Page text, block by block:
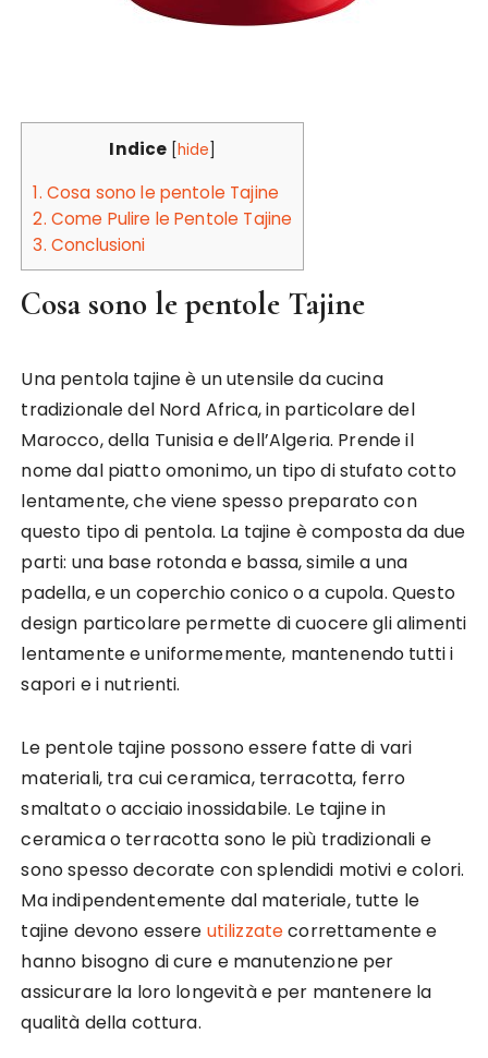
Indice [hide]
1. Cosa sono le pentole Tajine
2. Come Pulire le Pentole Tajine
3. Conclusioni
Cosa sono le pentole Tajine
Una pentola tajine è un utensile da cucina
tradizionale del Nord Africa, in particolare del
Marocco, della Tunisia e dell’Algeria. Prende il
nome dal piatto omonimo, un tipo di stufato cotto
lentamente, che viene spesso preparato con
questo tipo di pentola. La tajine è composta da due
parti: una base rotonda e bassa, simile a una
padella, e un coperchio conico o a cupola. Questo
design particolare permette di cuocere gli alimenti
lentamente e uniformemente, mantenendo tutti i
sapori e i nutrienti.
Le pentole tajine possono essere fatte di vari
materiali, tra cui ceramica, terracotta, ferro
smaltato o acciaio inossidabile. Le tajine in
ceramica o terracotta sono le più tradizionali e
sono spesso decorate con splendidi motivi e colori.
Ma indipendentemente dal materiale, tutte le
tajine devono essere utilizzatecorrettamente e
hanno bisogno di cure e manutenzione per
assicurare la loro longevità e per mantenere la
qualità della cottura.